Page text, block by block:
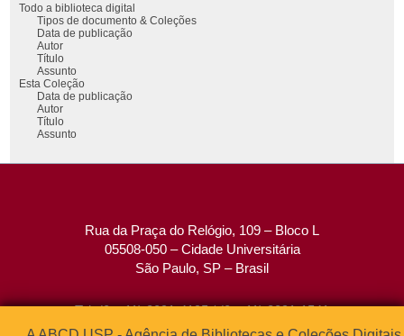
Todo a biblioteca digital
Tipos de documento & Coleções
Data de publicação
Autor
Título
Assunto
Esta Coleção
Data de publicação
Autor
Título
Assunto
Rua da Praça do Relógio, 109 – Bloco L
05508-050 – Cidade Universitária
São Paulo, SP – Brasil
Tel: (0xx11) 3091-4195 / (0xx11) 3091-1541
Fax: (0xx11) 3091-1567